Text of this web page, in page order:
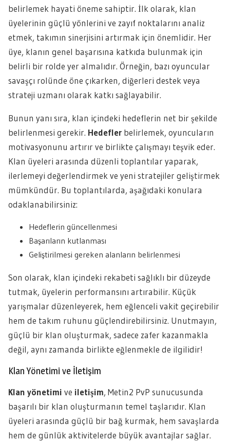
belirlemek hayati öneme sahiptir. İlk olarak, klan
üyelerinin güçlü yönlerini ve zayıf noktalarını analiz
etmek, takımın sinerjisini artırmak için önemlidir. Her
üye, klanın genel başarısına katkıda bulunmak için
belirli bir rolde yer almalıdır. Örneğin, bazı oyuncular
savaşçı rolünde öne çıkarken, diğerleri destek veya
strateji uzmanı olarak katkı sağlayabilir.
Bunun yanı sıra, klan içindeki hedeflerin net bir şekilde
belirlenmesi gerekir. Hedefler belirlemek, oyuncuların
motivasyonunu artırır ve birlikte çalışmayı teşvik eder.
Klan üyeleri arasında düzenli toplantılar yaparak,
ilerlemeyi değerlendirmek ve yeni stratejiler geliştirmek
mümkündür. Bu toplantılarda, aşağıdaki konulara
odaklanabilirsiniz:
Hedeflerin güncellenmesi
Başarıların kutlanması
Geliştirilmesi gereken alanların belirlenmesi
Son olarak, klan içindeki rekabeti sağlıklı bir düzeyde
tutmak, üyelerin performansını artırabilir. Küçük
yarışmalar düzenleyerek, hem eğlenceli vakit geçirebilir
hem de takım ruhunu güçlendirebilirsiniz. Unutmayın,
güçlü bir klan oluşturmak, sadece zafer kazanmakla
değil, aynı zamanda birlikte eğlenmekle de ilgilidir!
Klan Yönetimi ve İletişim
Klan yönetimi ve iletişim, Metin2 PvP sunucusunda
başarılı bir klan oluşturmanın temel taşlarıdır. Klan
üyeleri arasında güçlü bir bağ kurmak, hem savaşlarda
hem de günlük aktivitelerde büyük avantajlar sağlar.